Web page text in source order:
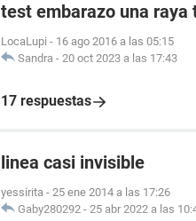
test embarazo una
LocaLupi - 16 ago 2016 a las 05:15
Sandra - 20 oct 2023 a las 17:43
17 respuestas
linea casi invisible
yessirita - 25 ene 2014 a las 17:26
Gaby280292 - 25 abr 2022 a las